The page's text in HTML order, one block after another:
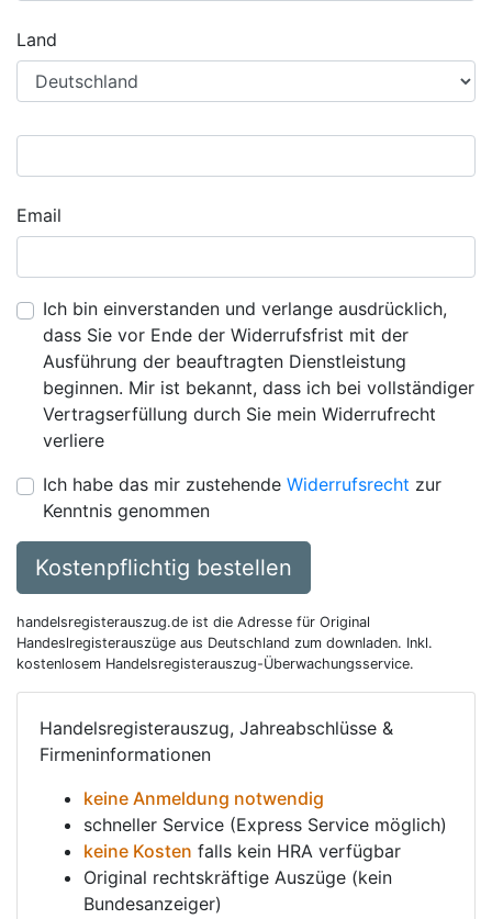
Land
Email
Ich bin einverstanden und verlange ausdrücklich,
dass Sie vor Ende der Widerrufsfrist mit der
Ausführung der beauftragten Dienstleistung
beginnen. Mir ist bekannt, dass ich bei vollständiger
Vertragserfüllung durch Sie mein Widerrufrecht
verliere
Ich habe das mir zustehende Widerrufsrecht zur
Kenntnis genommen
Kostenpflichtig bestellen
handelsregisterauszug.de ist die Adresse für Original
Handeslregisterauszüge aus Deutschland zum downladen. Inkl.
kostenlosem Handelsregisterauszug-Überwachungsservice.
Handelsregisterauszug, Jahreabschlüsse &
Firmeninformationen
keine Anmeldung notwendig
schneller Service (Express Service möglich)
keine Kosten falls kein HRA verfügbar
Original rechtskräftige Auszüge (kein
Bundesanzeiger)